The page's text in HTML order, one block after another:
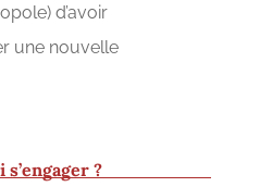
d’avoir
une nouvelle
?